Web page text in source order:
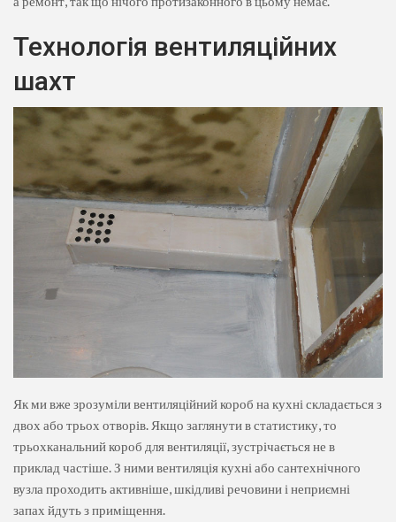
Технологія вентиляційних
шахт
Як ми вже зрозуміли вентиляційний короб на кухні складається з
двох або трьох отворів. Якщо заглянути в статистику, то
трьохканальний короб для вентиляції, зустрічається не в
приклад частіше. З ними вентиляція кухні або сантехнічного
вузла проходить активніше, шкідливі речовини і неприємні
запах йдуть з приміщення.